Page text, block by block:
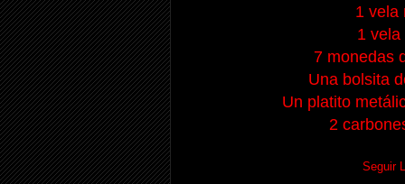
1 vela
1 vela
7 monedas
Una bolsita
Un platito
2
Seguir